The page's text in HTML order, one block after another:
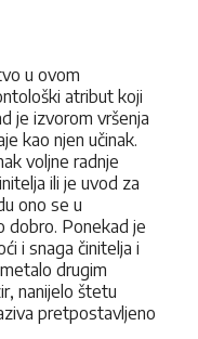
u ovom
atribut koji
je izvorom vršenja
kao njen učinak.
voljne radnje
ili je uvod za
ono se u
dobro. Ponekad je
i snaga činitelja i
drugim
nanijelo štetu
pretpostavljeno